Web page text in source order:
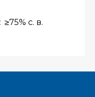
≥75% с. в.